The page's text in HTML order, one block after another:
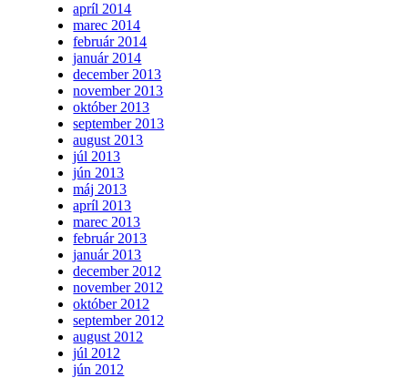
apríl 2014
marec 2014
február 2014
január 2014
december 2013
november 2013
október 2013
september 2013
august 2013
júl 2013
jún 2013
máj 2013
apríl 2013
marec 2013
február 2013
január 2013
december 2012
november 2012
október 2012
september 2012
august 2012
júl 2012
jún 2012